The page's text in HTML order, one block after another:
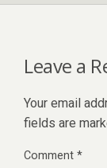
Leave a
Your email
fields are
Comment*